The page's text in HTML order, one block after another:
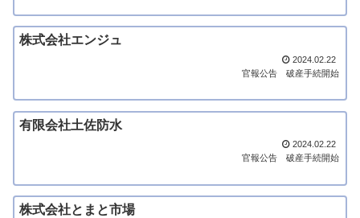
株式会社エンジュ
2024.02.22
官報公告
破産手続開始
有限会社土佐防水
2024.02.22
官報公告
破産手続開始
株式会社とまと市場